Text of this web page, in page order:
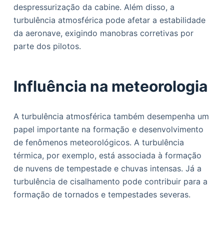
despressurização da cabine. Além disso, a
turbulência atmosférica pode afetar a estabilidade
da aeronave, exigindo manobras corretivas por
parte dos pilotos.
Influência na meteorologia
A turbulência atmosférica também desempenha um
papel importante na formação e desenvolvimento
de fenômenos meteorológicos. A turbulência
térmica, por exemplo, está associada à formação
de nuvens de tempestade e chuvas intensas. Já a
turbulência de cisalhamento pode contribuir para a
formação de tornados e tempestades severas.